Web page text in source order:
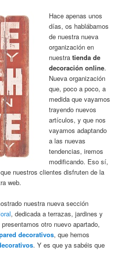
Hace apenas unos
días, os hablábamos
de nuestra nueva
organización en
nuestratienda de
decoración online.
Nueva organización
que, poco a poco, a
medida que vayamos
trayendo nuevos
artículos, y que nos
vayamos adaptando
a las nuevas
tendencias, iremos
modificando. Eso sí,
nuestros clientes disfruten de la
web.
nuestra nueva sección
, dedicada a terrazas, jardines y
otro nuevo apartado,
decorativos, que hemos
. Y es que ya sabéis que